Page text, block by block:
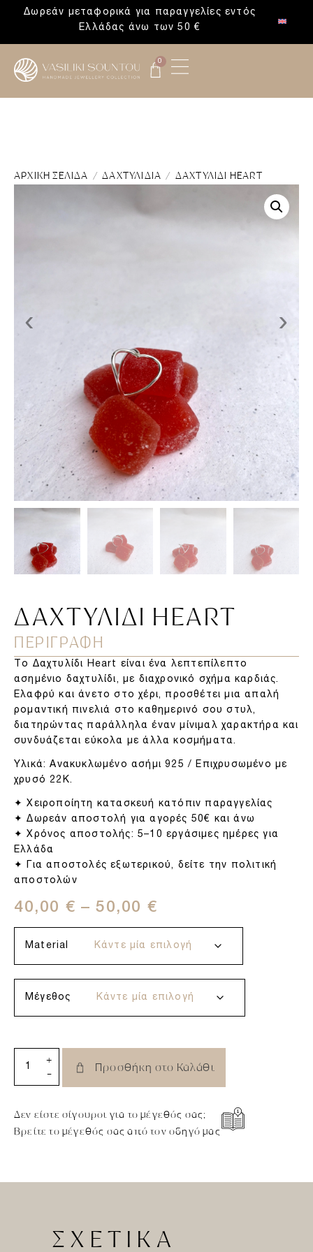
Δωρεάν μεταφορικά για παραγγελίες εντός
Ελλάδας άνω των 50 €
0
ΑΡΧΙΚΉ ΣΕΛΊΔΑ /ΔΑΧΤΥΛΊΔΙΑ / ΔΑΧΤΥΛΊΔΙ HEART
‹ ›
ΔΑΧΤΥΛΊΔΙ HEART
ΠΕΡΙΓΡΑΦΗ
Το Δαχτυλίδι Heart είναι ένα λεπτεπίλεπτο
ασημένιο δαχτυλίδι, με διαχρονικό σχήμα καρδιάς.
Ελαφρύ και άνετο στο χέρι, προσθέτει μια απαλή
ρομαντική πινελιά στο καθημερινό σου στυλ,
διατηρώντας παράλληλα έναν μίνιμαλ χαρακτήρα και
συνδυάζεται εύκολα με άλλα κοσμήματα.
Υλικά:Ανακυκλωμένο ασήμι 925 / Επιχρυσωμένο με
χρυσό 22Κ.
✦ Χειροποίητη κατασκευή κατόπιν παραγγελίας
✦ Δωρεάν αποστολή για αγορές 50€ και άνω
✦ Χρόνος αποστολής: 5–10 εργάσιμες ημέρες για
Ελλάδα
✦ Για αποστολές εξωτερικού, δείτε την πολιτική
αποστολών
40,00 € – 50,00 €
Material
Μέγεθος
-
+
Προσθήκη στο Καλάθι
Δεν είστε σίγουροι για το μέγεθός σας;
Βρείτε το μέγεθός σας από τον οδηγό μας
ΣΧΕΤΙΚΑ